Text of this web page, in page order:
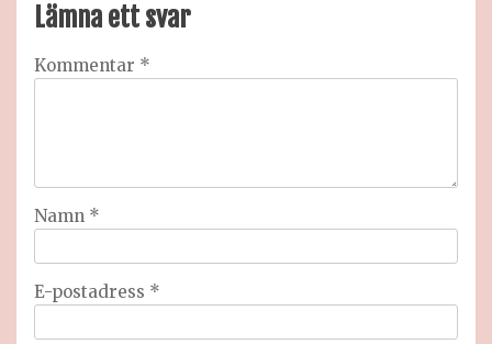
Lämna ett svar
Kommentar *
Namn *
E-postadress *